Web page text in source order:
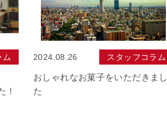
ム
！
2024.08.26 スタッフコラム
おしゃれなお菓子をいただきまし
た